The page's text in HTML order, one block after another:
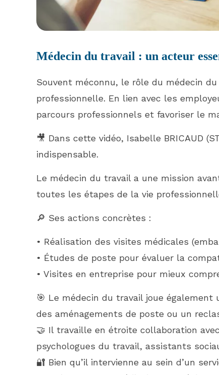
Médecin du travail : un acteur
Souvent méconnu, le rôle du médecin
professionnelle. En lien avec les
parcours professionnels et favoriser le
🎥 Dans cette vidéo, Isabelle BRICAUD
indispensable.
Le médecin du travail a une mission
toutes les étapes de la vie
🔎 Ses actions concrètes :
• Réalisation des visites médicales
• Études de poste pour évaluer la
• Visites en entreprise pour mieux
🎯 Le médecin du travail joue
des aménagements de poste ou un
🤝 Il travaille en étroite collaboration
psychologues du travail, assistants
🔐 Bien qu’il intervienne au sein d’un